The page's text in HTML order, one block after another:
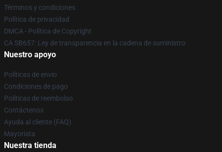
Términos y condiciones
Política de privacidad
DMCA - Política de Copyright
CA SB657: Ley de transparencia en la cadena de suministro
Nuestro apoyo
Políticas de envío
Condiciones de pago
Políticas de reembolso
Contáctenos
Ayuda al cliente (FAQ)
Mayorista
Nuestra tienda